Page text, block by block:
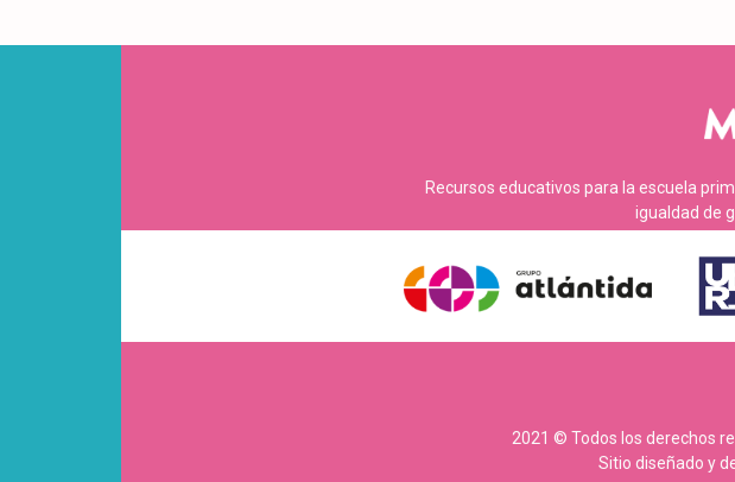
Recursos educativos para la escuela
igualdad de
2021 © Todos los derechos
Sitio diseñado y